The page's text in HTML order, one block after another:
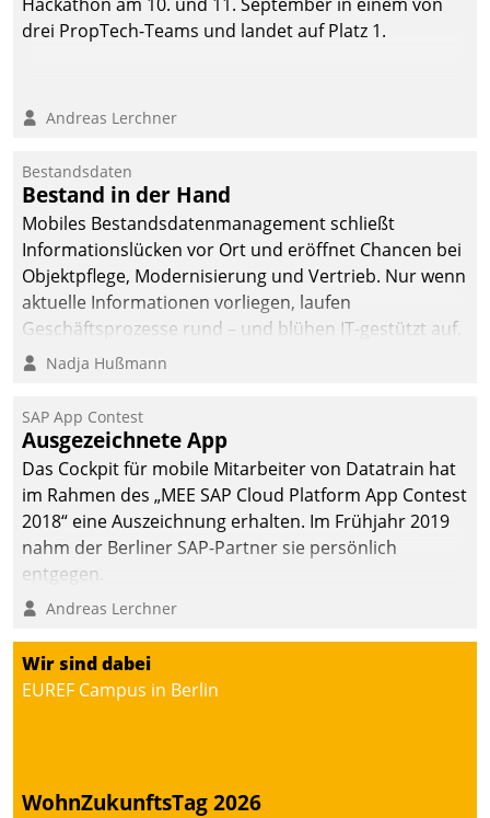
drei PropTech-Teams und landet auf Platz 1.
Andreas Lerchner
Bestandsdaten
Bestand in der Hand
Mobiles Bestandsdatenmanagement schließt
Informationslücken vor Ort und eröffnet Chancen bei
Objektpflege, Modernisierung und Vertrieb. Nur wenn
aktuelle Informationen vorliegen, laufen
Geschäftsprozesse rund – und blühen IT-gestützt auf.
Nadja Hußmann
SAP App Contest
Ausgezeichnete App
Das Cockpit für mobile Mitarbeiter von Datatrain hat
im Rahmen des „MEE SAP Cloud Platform App Contest
2018“ eine Auszeichnung erhalten. Im Frühjahr 2019
nahm der Berliner SAP-Partner sie persönlich
entgegen.
Andreas Lerchner
Wir sind dabei
EUREF Campus in Berlin
WohnZukunftsTag 2026